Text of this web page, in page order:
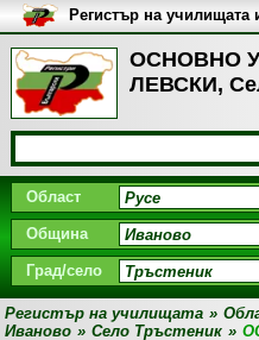
ОСНОВНО
ЛЕВСКИ,
Регистър на училищата
университетите в
Област
Община
Град/село
Регистър на училищата »
Иваново » Село Тръстеник »